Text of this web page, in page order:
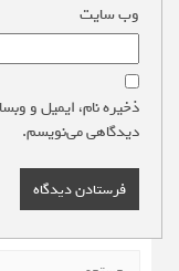
وب‌ سایت
ذخیره نام، ایمیل و
دیدگاهی می‌نویسم.